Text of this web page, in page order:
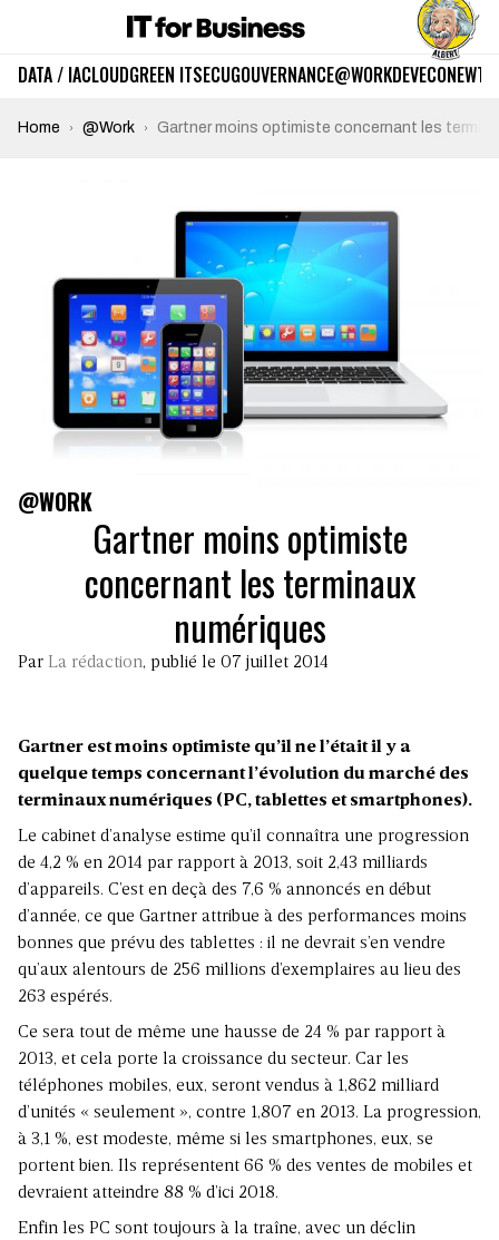
DATA / IACLOUDGREEN ITSECUGOUVERNANCE@WORKDEVECO
Home @Work Gartner moins optimiste concernant les
@WORK
Gartner moins optimiste
concernant les terminaux
numériques
Par La rédaction, publié le 07 juillet 2014
Gartner est moins optimiste qu’il ne l’était il y a
quelque temps concernant l’évolution du marché des
terminaux numériques (PC, tablettes et smartphones).
Le cabinet d’analyse estime qu’il connaîtra une progression
de 4,2 % en 2014 par rapport à 2013, soit 2,43 milliards
d’appareils. C’est en deçà des 7,6 % annoncés en début
d’année, ce que Gartner attribue à des performances moins
bonnes que prévu des tablettes : il ne devrait s’en vendre
qu’aux alentours de 256 millions d’exemplaires au lieu des
263 espérés.
Ce sera tout de même une hausse de 24 % par rapport à
2013, et cela porte la croissance du secteur. Car les
téléphones mobiles, eux, seront vendus à 1,862 milliard
d’unités « seulement », contre 1,807 en 2013. La progression,
à 3,1 %, est modeste, même si les smartphones, eux, se
portent bien. Ils représentent 66 % des ventes de mobiles et
devraient atteindre 88 % d’ici 2018.
Enfin les PC sont toujours à la traîne, avec un déclin